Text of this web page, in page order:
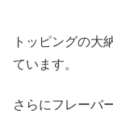
トッピングの大
ています。
さらにフレーバ